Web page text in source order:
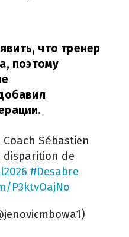
что тренер
поэтому
Coach Sébastien
disparition de
#Desabre
P3ktvOajNo